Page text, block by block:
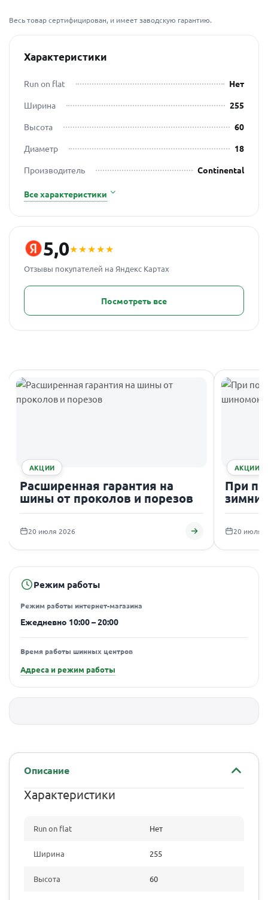
Весь товар сертифицирован, и имеет заводскую гарантию.
Характеристики
Run on flat
Нет
Ширина
255
Высота
60
Диаметр
18
Производитель
Continental
Все характеристики
5,0★★★★★
Отзывы покупателей на Яндекс Картах
Посмотреть все
АКЦИИ
Расширенная гарантия на
шины от проколов и порезов
20 июля 2026
АКЦИИ
При
20 июля
Режим работы
Режим работы интернет-магазина
Ежедневно 10:00 – 20:00
Время работы шинных центров
Адреса и режим работы
Описание
Характеристики
Run on flat Нет
Ширина 255
Высота 60